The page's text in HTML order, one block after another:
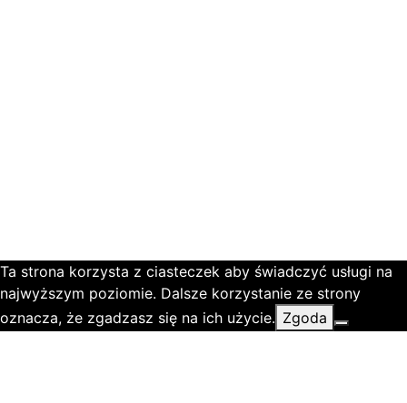
Ta strona korzysta z ciasteczek aby świadczyć usługi na
najwyższym poziomie. Dalsze korzystanie ze strony
oznacza, że zgadzasz się na ich użycie. Zgoda